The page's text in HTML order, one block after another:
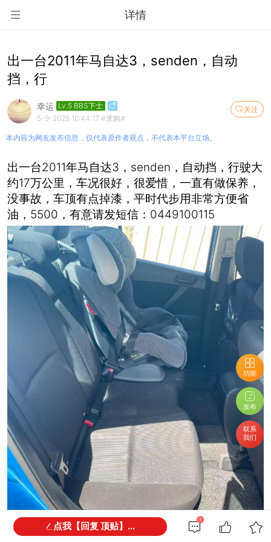
详情
功能
发布
联系
我们
出一台2011年马自达3，senden，自动
挡，行
关注
幸运 Lv.5 BBS下士
5-9-2025 10:44:17 #求购#
本内容为网友发布信息，仅代表原作者观点，不代表本平台立场。
出一台2011年马自达3，senden，自动挡，行驶大
约17万公里，车况很好，很爱惜，一直有做保养，
没事故，车顶有点掉漆，平时代步用非常方便省
油，5500，有意请发短信：0449100115
1
点我【回复 顶贴】...